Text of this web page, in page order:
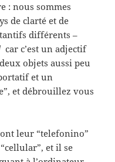
: nous sommes
de clarté et de
différents –
c’est un adjectif
objets aussi peu
et un
et débrouillez vous
leur “telefonino”
et il se